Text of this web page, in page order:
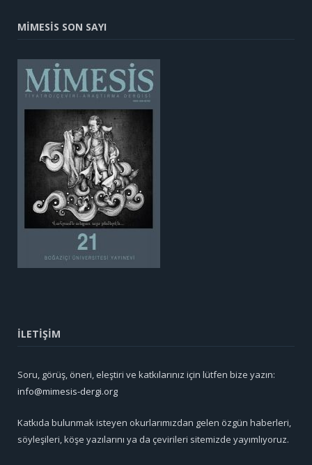
MİMESİS SON SAYI
İLETİŞİM
Soru, görüş, öneri, eleştiri ve katkılarınız için lütfen bize yazın:
info@mimesis-dergi.org
Katkıda bulunmak isteyen okurlarımızdan gelen özgün haberleri,
söyleşileri, köşe yazılarını ya da çevirileri sitemizde yayımlıyoruz.